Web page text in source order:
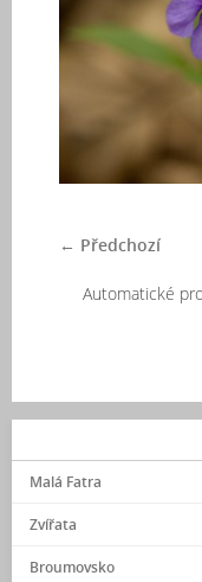
← Předchozí
Automatické
Malá Fatra
Zvířata
Broumovsko